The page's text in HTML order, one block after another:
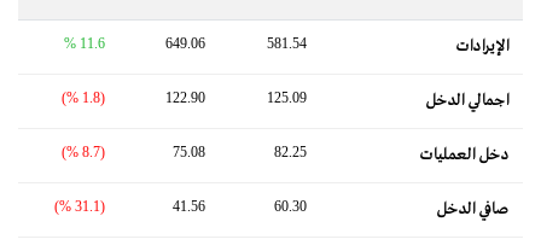
الإيرادات 581.54
649.06
11.6 %
اجمالي الدخل 125.09
122.90
(1.8 %)
دخل العمليات 82.25
75.08
(8.7 %)
صافي الدخل 60.30
41.56
(31.1 %)